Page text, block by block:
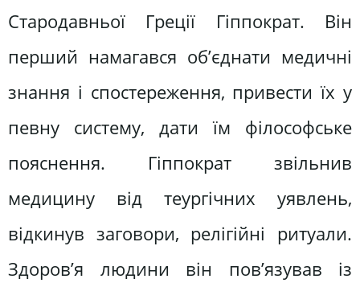
Стародавньої Греції Гіппократ. Він
перший намагався об’єднати медичні
знання і спостереження, привести їх у
певну систему, дати їм філософське
пояснення. Гіппократ звільнив
медицину від теургічних уявлень,
відкинув заговори, релігійні ритуали.
Здоров’я людини він пов’язував із